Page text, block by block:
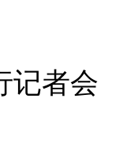
记者会